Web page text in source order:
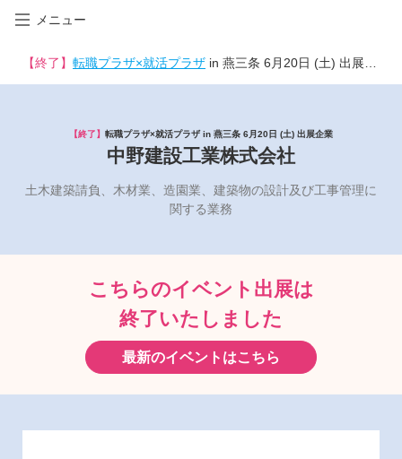
メニュー
【終了】 転職プラザ×就活プラザ in 燕三条 6月20日 (土) 出展企業
【終了】 転職プラザ×就活プラザ in 燕三条 6月20日 (土) 出展企業
中野建設工業株式会社
土木建築請負、木材業、造園業、建築物の設計及び工事管理に
関する業務
こちらのイベント出展は
終了いたしました
最新のイベントはこちら